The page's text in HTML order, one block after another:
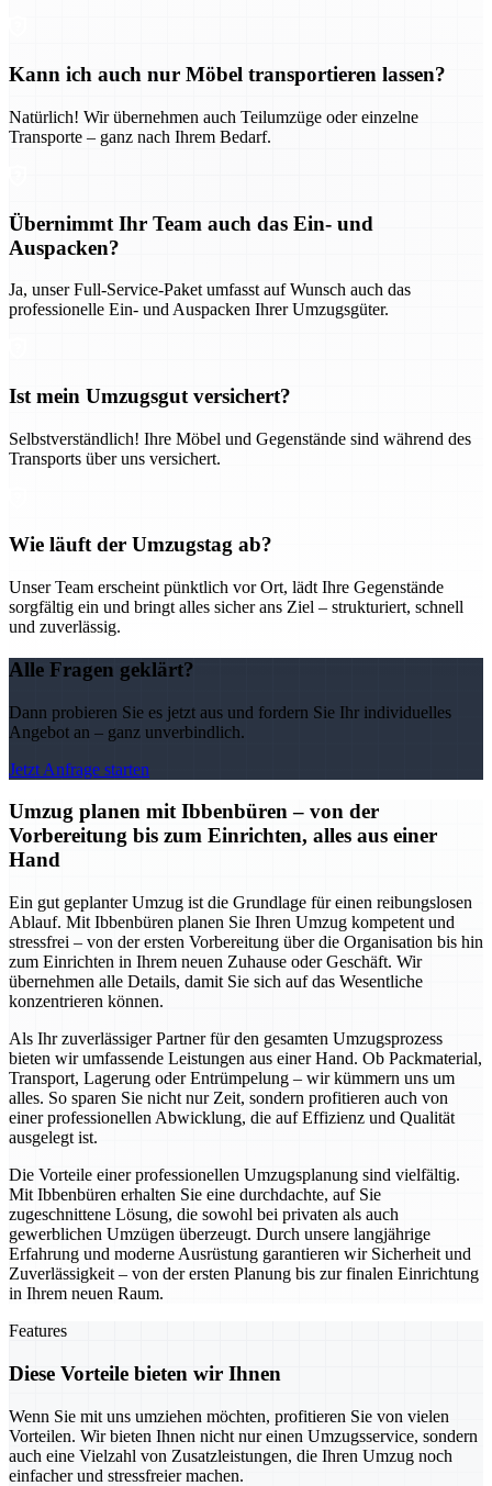
Kann ich auch nur Möbel transportieren lassen?
Natürlich! Wir übernehmen auch Teilumzüge oder einzelne
Transporte – ganz nach Ihrem Bedarf.
Übernimmt Ihr Team auch das Ein- und
Auspacken?
Ja, unser Full-Service-Paket umfasst auf Wunsch auch das
professionelle Ein- und Auspacken Ihrer Umzugsgüter.
Ist mein Umzugsgut versichert?
Selbstverständlich! Ihre Möbel und Gegenstände sind während des
Transports über uns versichert.
Wie läuft der Umzugstag ab?
Unser Team erscheint pünktlich vor Ort, lädt Ihre Gegenstände
sorgfältig ein und bringt alles sicher ans Ziel – strukturiert, schnell
und zuverlässig.
Alle Fragen geklärt?
Dann probieren Sie es jetzt aus und fordern Sie Ihr individuelles
Angebot an – ganz unverbindlich.
Jetzt Anfrage starten
Umzug planen mit Ibbenbüren – von der
Vorbereitung bis zum Einrichten, alles aus einer
Hand
Ein gut geplanter Umzug ist die Grundlage für einen reibungslosen
Ablauf. Mit Ibbenbüren planen Sie Ihren Umzug kompetent und
stressfrei – von der ersten Vorbereitung über die Organisation bis hin
zum Einrichten in Ihrem neuen Zuhause oder Geschäft. Wir
übernehmen alle Details, damit Sie sich auf das Wesentliche
konzentrieren können.
Als Ihr zuverlässiger Partner für den gesamten Umzugsprozess
bieten wir umfassende Leistungen aus einer Hand. Ob Packmaterial,
Transport, Lagerung oder Entrümpelung – wir kümmern uns um
alles. So sparen Sie nicht nur Zeit, sondern profitieren auch von
einer professionellen Abwicklung, die auf Effizienz und Qualität
ausgelegt ist.
Die Vorteile einer professionellen Umzugsplanung sind vielfältig.
Mit Ibbenbüren erhalten Sie eine durchdachte, auf Sie
zugeschnittene Lösung, die sowohl bei privaten als auch
gewerblichen Umzügen überzeugt. Durch unsere langjährige
Erfahrung und moderne Ausrüstung garantieren wir Sicherheit und
Zuverlässigkeit – von der ersten Planung bis zur finalen Einrichtung
in Ihrem neuen Raum.
Features
Diese Vorteile bieten wir Ihnen
Wenn Sie mit uns umziehen möchten, profitieren Sie von vielen
Vorteilen. Wir bieten Ihnen nicht nur einen Umzugsservice, sondern
auch eine Vielzahl von Zusatzleistungen, die Ihren Umzug noch
einfacher und stressfreier machen.